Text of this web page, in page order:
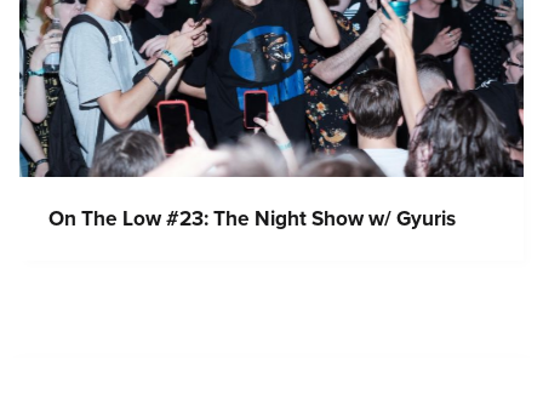
On The Low #23: The Night Show w/ Gyuris